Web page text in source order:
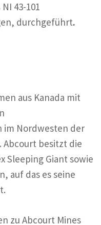
43-101
durchgeführt.
aus Kanada mit
im Nordwesten der
Abcourt besitzt die
Sleeping Giant sowie
auf das es seine
zu Abcourt Mines